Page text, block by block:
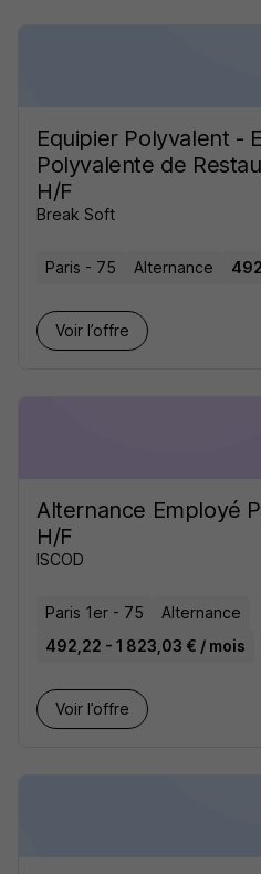
Equipier Polyvalent -
Polyvalente de
H/F
Break Soft
Paris - 75 Alternance
Voir l’offre
Alternance Employé
H/F
ISCOD
Paris 1er - 75
Alternance
492,22 - 1 823,03 € / mois
Voir l’offre